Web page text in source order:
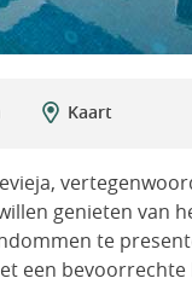
Kaart
genieten van
te
een bevoorrechte